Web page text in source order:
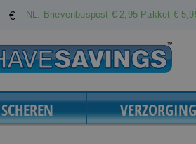
€ NL: Brievenbuspost € 2,95 Pakket €
SCHEREN VERZORGING